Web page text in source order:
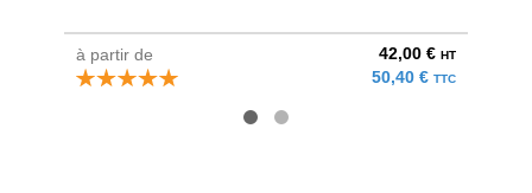
à partir de 42,00 € HT
50,40 € TTC